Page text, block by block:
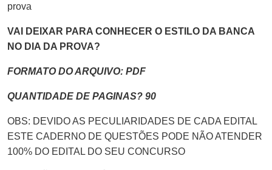
prova
VAI DEIXAR PARA CONHECER O ESTILO DA BANCA
NO DIA DA PROVA?
FORMATO DO ARQUIVO: PDF
QUANTIDADE DE PAGINAS? 90
OBS: DEVIDO AS PECULIARIDADES DE CADA EDITAL
ESTE CADERNO DE QUESTÕES PODE NÃO ATENDER
100% DO EDITAL DO SEU CONCURSO